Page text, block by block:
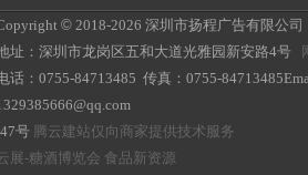
© 2018-2026 深圳市扬程广告有限公
址：深圳市龙岗区五和大道光雅园新安路4号
话：0755-84713485 传真：0755-
号 腾云建站仅向商家提供技术服务
展-糖酒博览会 食品新资源